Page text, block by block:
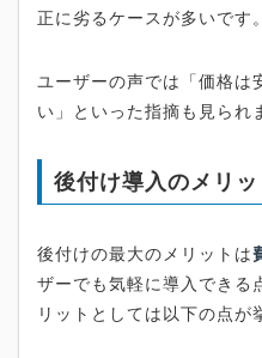
正に劣るケースが多いです。
ユーザーの声では「価格は
い」といった指摘も見られ
後付け導入のメリ
後付けの最大のメリットは
ザーでも気軽に導入できる
リットとしては以下の点が